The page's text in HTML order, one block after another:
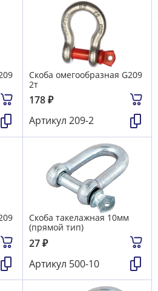
Скоба омегообразная G209
2т
178₽
Артикул 209-2
Скоба такелажная 10мм
(прямой тип)
27₽
Артикул 500-10